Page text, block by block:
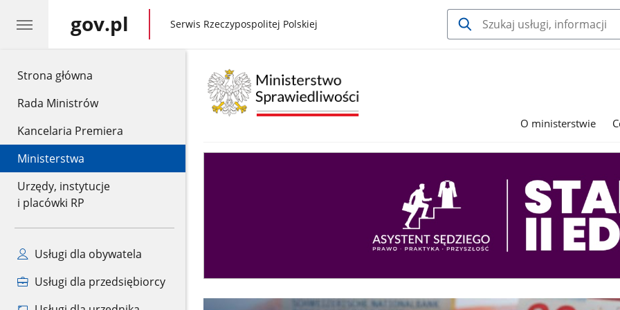
Strona główna
Rada Ministrów
Kancelaria Premiera
Ministerstwa
Urzędy, instytucje
i placówki RP
Usługi dla obywatela
Usługi dla przedsiębiorcy
gov.pl gov.pl
Serwis Rzeczypospolitej Polskiej
O ministerstwie